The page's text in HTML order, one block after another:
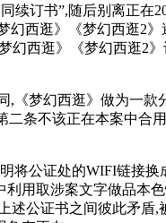
订书”,随后别离正在
西逛》《梦幻西逛2
幻西逛》《梦幻西逛2
梦幻西逛》做为一款
二条不该正在本案中合
公证处的WIFI链接换
用取涉案文字做品本
述公证书之间彼此矛盾